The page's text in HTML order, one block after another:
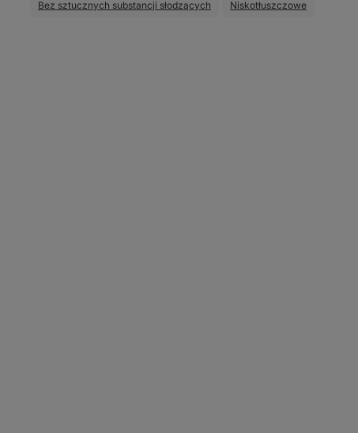
Bez sztucznych substancji słodzących Niskotłuszczowe